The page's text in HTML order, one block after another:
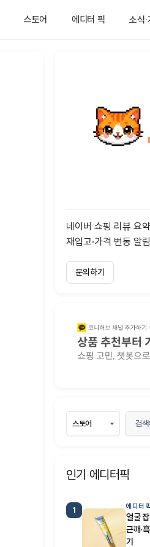
스토어 에디터 픽 소식
네이버 쇼핑 리뷰 요
재입고·가격 변동 알림
문의하기
인기 에디터픽
1 에디터 픽
얼굴
근깨·
기